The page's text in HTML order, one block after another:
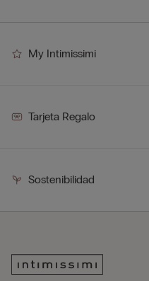
My Intimissimi
Tarjeta Regalo
Sostenibilidad